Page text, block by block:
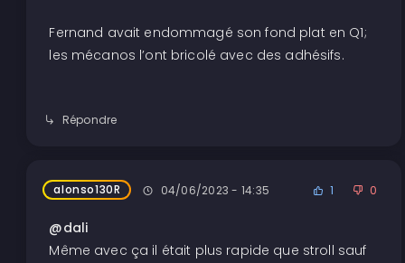
Fernand avait endommagé son fond plat en Q1;
les mécanos l’ont bricolé avec des adhésifs.
Répondre
alonso130R 04/06/2023 - 14:35 1 0
@dali
Même avec ça il était plus rapide que stroll sauf